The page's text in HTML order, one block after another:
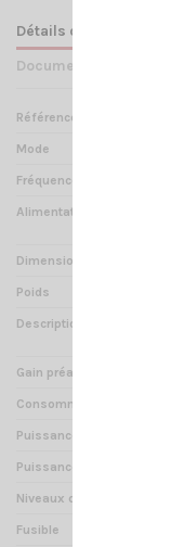
Détails du produit
Documents joints
Référence
Mode
Fréquences
Alimentation
Dimensions
Poids
Description
Gain préampli
Consommation
Puissance d'entrée
Puissance de sortie
Niveaux de puissance
Fusible